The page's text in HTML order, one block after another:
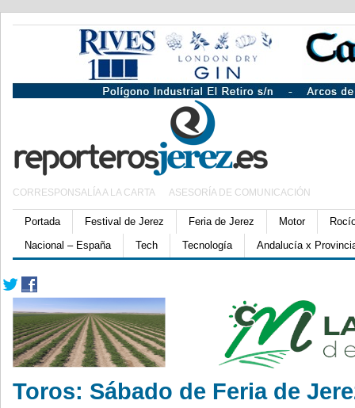
CORRESPONSALÍA A LA CARTA ASESORÍA DE COMUNICACIÓN
Portada Festival de Jerez Feria de Jerez Motor
Nacional – España
Tech Tecnología Andalucía x
Toros: Sábado de Feria de